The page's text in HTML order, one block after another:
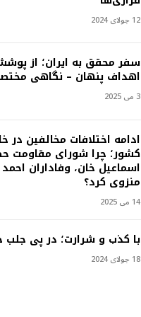
12 جولای 2024
سفر محقق به ایران؛ از
اهداف پنهان – نگاهی
3 می 2025
ادامه اختلافات مخالفین در
کشور؛ چرا شورای مقاومت
اسماعیل خان، وفاداران
منزوی کرد؟
14 می 2025
با کذب و شرارت؛ در پی جلب
18 جولای 2024